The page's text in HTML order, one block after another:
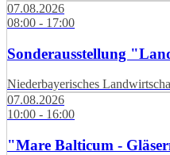
07.08.2026
08:00 - 17:00
Sonderausstellung
Niederbayerisches
07.08.2026
10:00 - 16:00
"Mare Balticum -